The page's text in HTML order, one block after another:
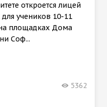
откроется лицей
учеников 10-11
на площадках Дома
Соф...
5362